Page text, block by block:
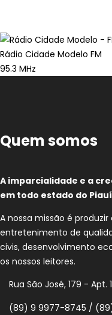
Rádio Cidade Modelo FM
95.3 MHz
Quem somos
A imparcialidade e a
em todo estado do
A nossa missão é
entretenimento de
civis, desenvolvimento
os nossos leitores.
Rua São José, 179 - Apt.
(89) 9 9977-8745 / (89)